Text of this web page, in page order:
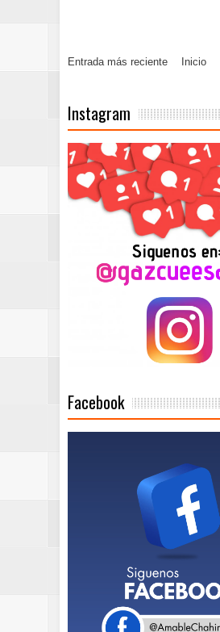
Entrada más reciente Inicio
Instagram
Facebook